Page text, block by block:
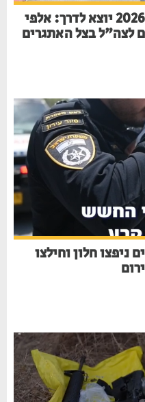
מחזור הגיוס יולי-אוגוסט 2026 יוצא לדרך: אלפי
לצה"ל בצל האתגרים
ניפצו חלון וחילצו